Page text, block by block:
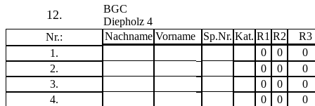
12.
BGC
Diepholz 4
Nr.:
Nachname Vorname Sp.Nr. Kat. R1 R2
R3
1.
0 0
0
2.
0 0
0
3.
0 0
0
4.
0 0
0